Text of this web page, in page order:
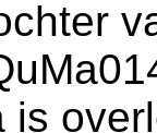
is